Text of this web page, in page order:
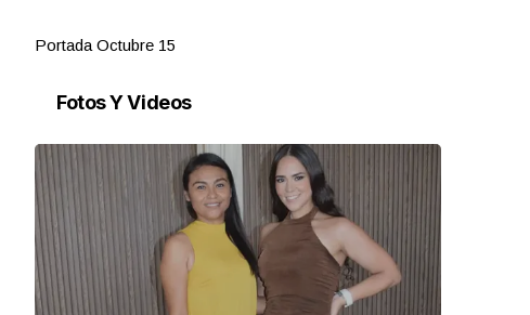
Portada Octubre 15
Fotos Y Videos